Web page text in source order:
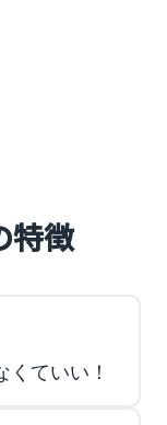
特徴
ていい！